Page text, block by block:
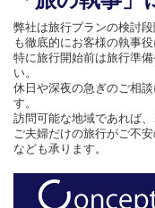
弊社は旅行プランの検討
も徹底的にお客様の執事役
特に旅行開始前は旅行準
い。
休日や深夜の急ぎのご相
す。
訪問可能な地域であれば
ご夫婦だけの旅行がご不
なども承ります。